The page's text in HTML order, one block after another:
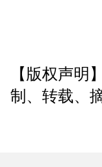
【版权声
制、转载、